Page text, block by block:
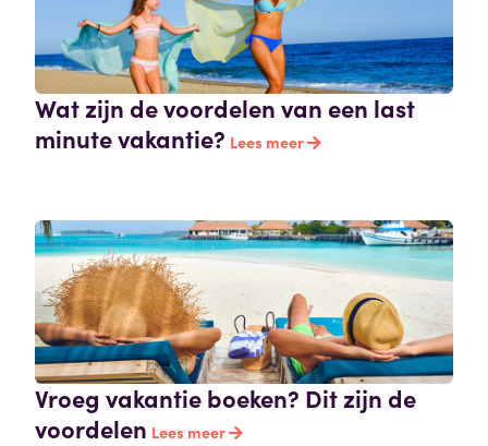
Wat zijn de voordelen van een last
minute vakantie? Lees meer
Vroeg vakantie boeken? Dit zijn de
voordelen Lees meer